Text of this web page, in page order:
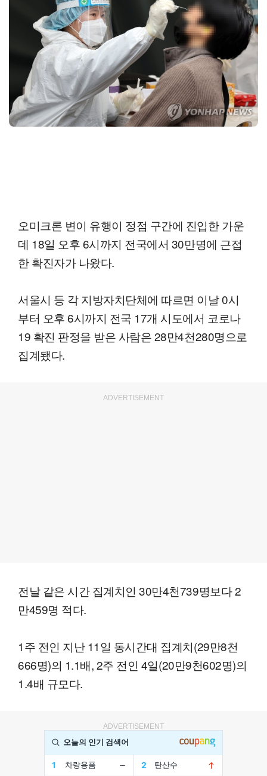
오미크론 변이 유행이 정점 구간에 진입한 가운
데 18일 오후 6시까지 전국에서 30만명에 근접
한 확진자가 나왔다.
서울시 등 각 지방자치단체에 따르면 이날 0시
부터 오후 6시까지 전국 17개 시도에서 코로나
19 확진 판정을 받은 사람은 28만4천280명으로
집계됐다.
ADVERTISEMENT
전날 같은 시간 집계치인 30만4천739명보다 2
만459명 적다.
1주 전인 지난 11일 동시간대 집계치(29만8천
666명)의 1.1배, 2주 전인 4일(20만9천602명)의
1.4배 규모다.
ADVERTISEMENT